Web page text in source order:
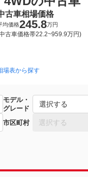
2012年1月~2020年12月（194）
古車相場価格
均価格245.8万円
古車価格帯22.2~959.9万円)
場表から探す
モデル・
グレード
選択する
市区町村 選択する